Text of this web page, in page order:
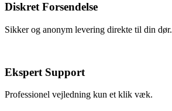
Diskret Forsendelse
Sikker og anonym levering direkte til din dør.
Ekspert Support
Professionel vejledning kun et klik væk.